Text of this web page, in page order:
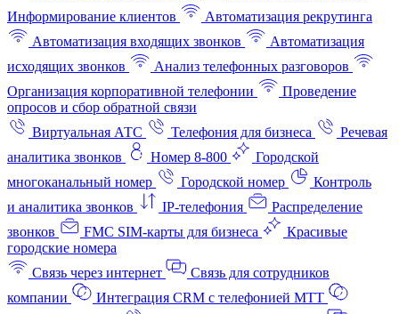
Информирование клиентов
Автоматизация рекрутинга
Автоматизация входящих звонков
Автоматизация
исходящих звонков
Анализ телефонных разговоров
Организация корпоративной телефонии
Проведение
опросов и сбор обратной связи
Виртуальная АТС
Телефония для бизнеса
Речевая
аналитика звонков
Номер 8-800
Городской
многоканальный номер
Городской номер
Контроль
и аналитика звонков
IP-телефония
Распределение
звонков
FMC SIM-карты для бизнеса
Красивые
городские номера
Связь через интернет
Связь для сотрудников
компании
Интеграция CRM с телефонией МТТ